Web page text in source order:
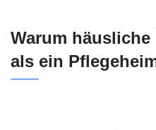
Warum
als ein